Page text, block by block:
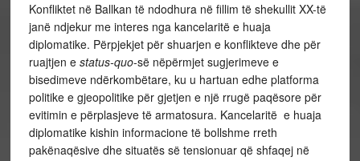
Konfliktet në Ballkan të ndodhura në fillim të shekullit XX-të
janë ndjekur me interes nga kancelaritë e huaja
diplomatike. Përpjekjet për shuarjen e konflikteve dhe për
ruajtjen e status-quo-së nëpërmjet sugjerimeve e
bisedimeve ndërkombëtare, ku u hartuan edhe platforma
politike e gjeopolitike për gjetjen e një rrugë paqësore për
evitimin e përplasjeve të armatosura. Kancelaritë e huaja
diplomatike kishin informacione të bollshme rreth
pakënaqësive dhe situatës së tensionuar që shfaqej në